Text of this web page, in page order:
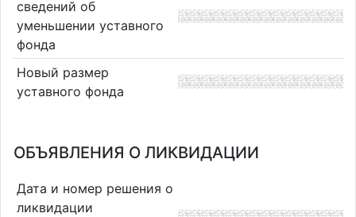
сведений об
уменьшении уставного
фонда
Новый размер
уставного фонда
ОБЪЯВЛЕНИЯ О ЛИКВИДАЦИИ
Дата и номер решения о
ликвидации